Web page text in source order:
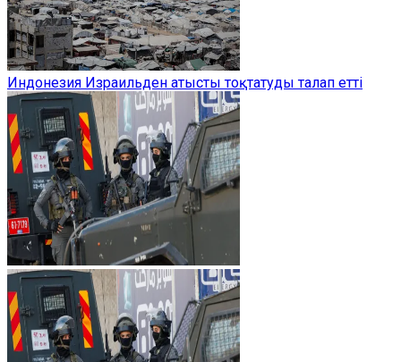
Индонезия Израильден атысты тоқтатуды талап етті